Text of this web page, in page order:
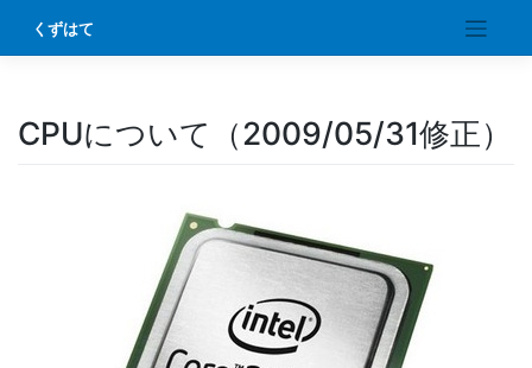
content
くずはて
CPUについて（2009/05/31修正）